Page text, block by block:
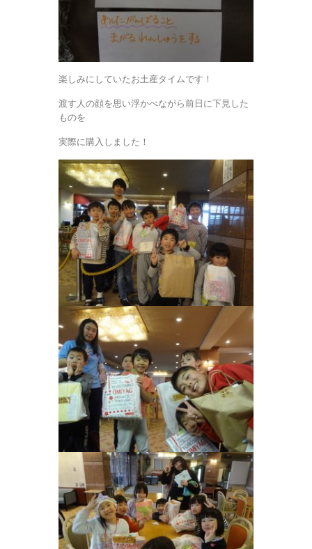
楽しみにしていたお土産タイムです！
渡す人の顔を思い浮かべながら前日に下見した
ものを
実際に購入しました！